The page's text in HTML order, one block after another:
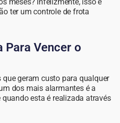
ter um controle de frota
Para Vencer o
geram custo para qualquer
dos mais alarmantes é a
esta é realizada através